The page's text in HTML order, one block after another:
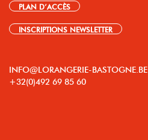
PLAN D’ACCÈS
INSCRIPTIONS NEWSLETTER
INFO@LORANGERIE-BASTOGNE.BE
+32(0)492 69 85 60